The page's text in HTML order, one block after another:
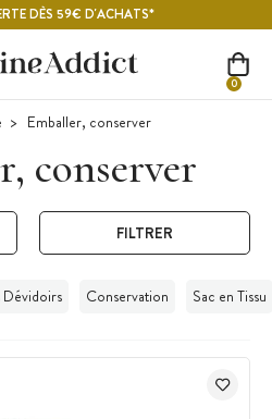
DÈS 59€ D'ACHATS*
0
Emballer, conserver
conserver
FILTRER
Dévidoirs Conservation Sac en Tissu